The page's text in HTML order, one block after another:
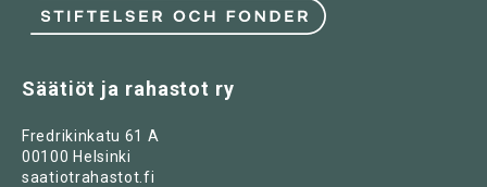
Säätiöt ja rahastot ry
Fredrikinkatu 61 A
00100 Helsinki
saatiotrahastot.fi